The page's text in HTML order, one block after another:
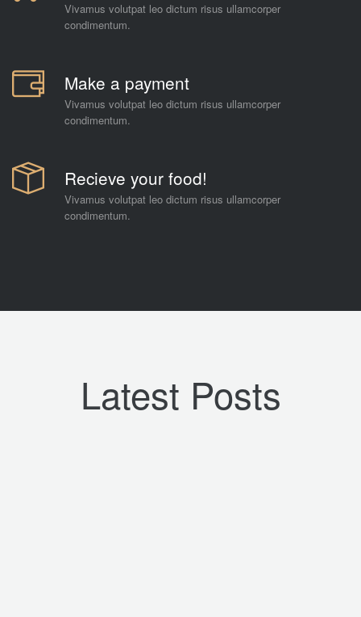
Vivamus volutpat leo dictum risus ullamcorper
condimentum.
Make a payment
Vivamus volutpat leo dictum risus ullamcorper
condimentum.
Recieve your food!
Vivamus volutpat leo dictum risus ullamcorper
condimentum.
Latest Posts